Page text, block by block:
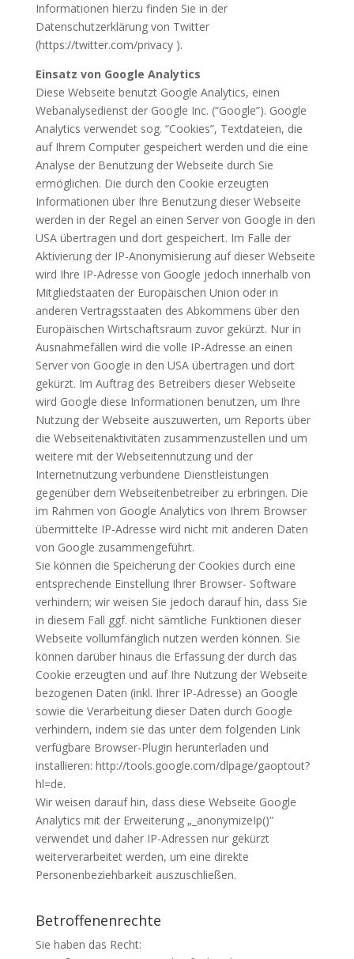
Informationen hierzu finden Sie in der
Datenschutzerklärung von Twitter
(https://twitter.com/privacy ).
Einsatz von Google Analytics
Diese Webseite benutzt Google Analytics, einen
Webanalysedienst der Google Inc. (“Google”). Google
Analytics verwendet sog. “Cookies”, Textdateien, die
auf Ihrem Computer gespeichert werden und die eine
Analyse der Benutzung der Webseite durch Sie
ermöglichen. Die durch den Cookie erzeugten
Informationen über Ihre Benutzung dieser Webseite
werden in der Regel an einen Server von Google in den
USA übertragen und dort gespeichert. Im Falle der
Aktivierung der IP-Anonymisierung auf dieser Webseite
wird Ihre IP-Adresse von Google jedoch innerhalb von
Mitgliedstaaten der Europäischen Union oder in
anderen Vertragsstaaten des Abkommens über den
Europäischen Wirtschaftsraum zuvor gekürzt. Nur in
Ausnahmefällen wird die volle IP-Adresse an einen
Server von Google in den USA übertragen und dort
gekürzt. Im Auftrag des Betreibers dieser Webseite
wird Google diese Informationen benutzen, um Ihre
Nutzung der Webseite auszuwerten, um Reports über
die Webseitenaktivitäten zusammenzustellen und um
weitere mit der Webseitennutzung und der
Internetnutzung verbundene Dienstleistungen
gegenüber dem Webseitenbetreiber zu erbringen. Die
im Rahmen von Google Analytics von Ihrem Browser
übermittelte IP-Adresse wird nicht mit anderen Daten
von Google zusammengeführt.
Sie können die Speicherung der Cookies durch eine
entsprechende Einstellung Ihrer Browser- Software
verhindern; wir weisen Sie jedoch darauf hin, dass Sie
in diesem Fall ggf. nicht sämtliche Funktionen dieser
Webseite vollumfänglich nutzen werden können. Sie
können darüber hinaus die Erfassung der durch das
Cookie erzeugten und auf Ihre Nutzung der Webseite
bezogenen Daten (inkl. Ihrer IP-Adresse) an Google
sowie die Verarbeitung dieser Daten durch Google
verhindern, indem sie das unter dem folgenden Link
verfügbare Browser-Plugin herunterladen und
installieren: http://tools.google.com/dlpage/gaoptout?
hl=de.
Wir weisen darauf hin, dass diese Webseite Google
Analytics mit der Erweiterung „_anonymizeIp()“
verwendet und daher IP-Adressen nur gekürzt
weiterverarbeitet werden, um eine direkte
Personenbeziehbarkeit auszuschließen.
Betroffenenrechte
Sie haben das Recht: